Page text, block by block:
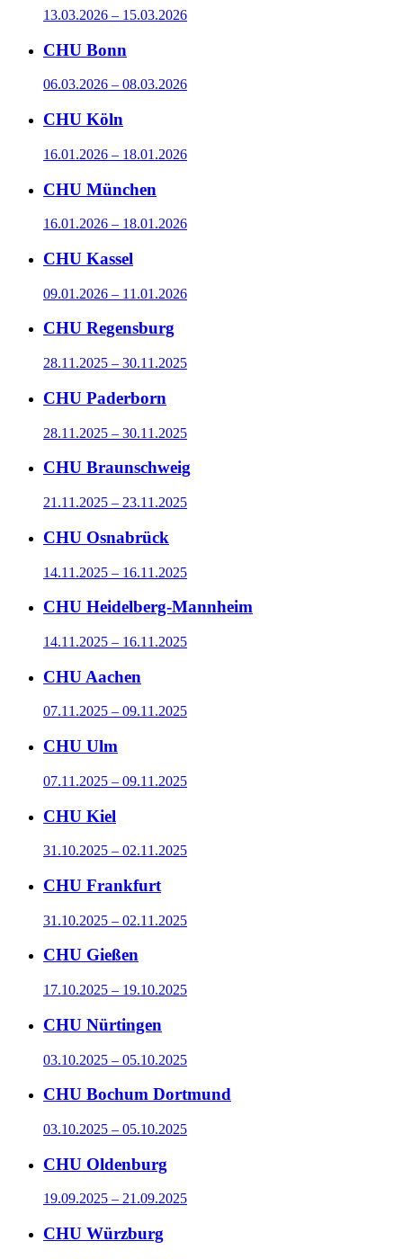
13.03.2026 – 15.03.2026
CHU Bonn
06.03.2026 – 08.03.2026
CHU Köln
16.01.2026 – 18.01.2026
CHU München
16.01.2026 – 18.01.2026
CHU Kassel
09.01.2026 – 11.01.2026
CHU Regensburg
28.11.2025 – 30.11.2025
CHU Paderborn
28.11.2025 – 30.11.2025
CHU Braunschweig
21.11.2025 – 23.11.2025
CHU Osnabrück
14.11.2025 – 16.11.2025
CHU Heidelberg-Mannheim
14.11.2025 – 16.11.2025
CHU Aachen
07.11.2025 – 09.11.2025
CHU Ulm
07.11.2025 – 09.11.2025
CHU Kiel
31.10.2025 – 02.11.2025
CHU Frankfurt
31.10.2025 – 02.11.2025
CHU Gießen
17.10.2025 – 19.10.2025
CHU Nürtingen
03.10.2025 – 05.10.2025
CHU Bochum Dortmund
03.10.2025 – 05.10.2025
CHU Oldenburg
19.09.2025 – 21.09.2025
CHU Würzburg